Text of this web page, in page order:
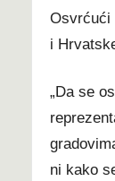
Osvrćući
i
„Da se
ni kako